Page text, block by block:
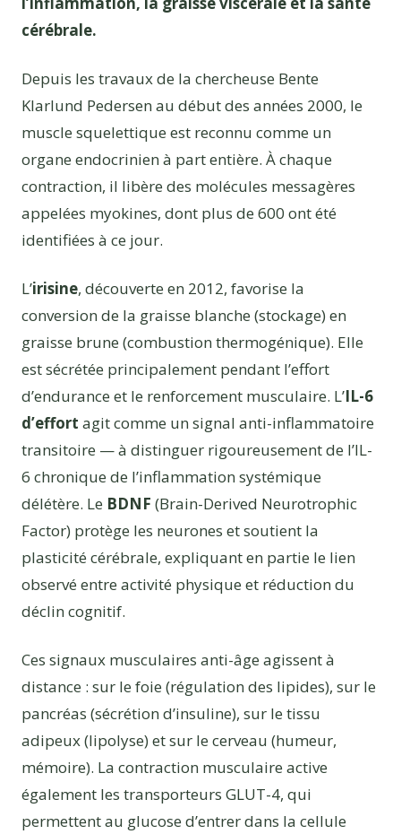
cérébrale.
Depuis les travaux de la chercheuse Bente
Klarlund Pedersen au début des années 2000, le
muscle squelettique est reconnu comme un
organe endocrinien à part entière. À chaque
contraction, il libère des molécules messagères
appelées myokines, dont plus de 600 ont été
identifiées à ce jour.
L’irisine, découverte en 2012, favorise la
conversion de la graisse blanche (stockage) en
graisse brune (combustion thermogénique). Elle
est sécrétée principalement pendant l’effort
d’endurance et le renforcement musculaire. L’IL-6
d’effort agit comme un signal anti-inflammatoire
transitoire — à distinguer rigoureusement de l’IL-
6 chronique de l’inflammation systémique
délétère. Le BDNF (Brain-Derived Neurotrophic
Factor) protège les neurones et soutient la
plasticité cérébrale, expliquant en partie le lien
observé entre activité physique et réduction du
déclin cognitif.
Ces signaux musculaires anti-âge agissent à
distance : sur le foie (régulation des lipides), sur le
pancréas (sécrétion d’insuline), sur le tissu
adipeux (lipolyse) et sur le cerveau (humeur,
mémoire). La contraction musculaire active
également les transporteurs GLUT-4, qui
permettent au glucose d’entrer dans la cellule